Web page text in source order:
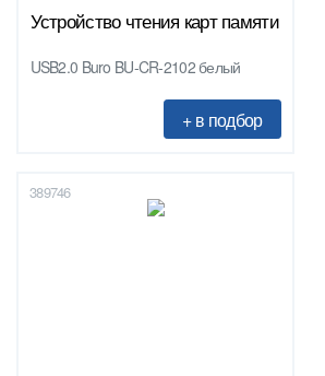
Устройство чтения карт памяти
USB2.0 Buro BU-CR-2102 белый
389746